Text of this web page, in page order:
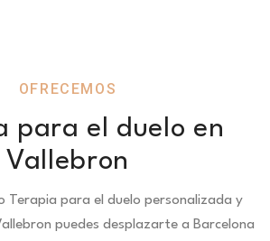
OFRECEMOS
para el duelo en
Vallebron
Terapia para el duelo personalizada y
puedes desplazarte a Barcelona